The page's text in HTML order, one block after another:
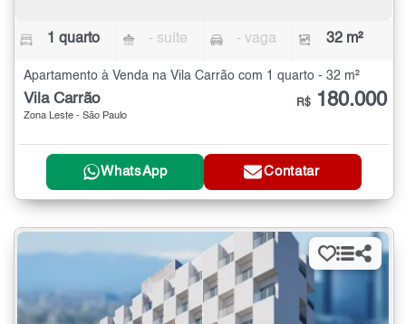
1 quarto - suíte - vaga 32 m²
Apartamento à Venda na Vila Carrão com 1 quarto - 32 m²
Vila Carrão
Zona Leste - São Paulo
R$ 180.000
WhatsApp Contatar